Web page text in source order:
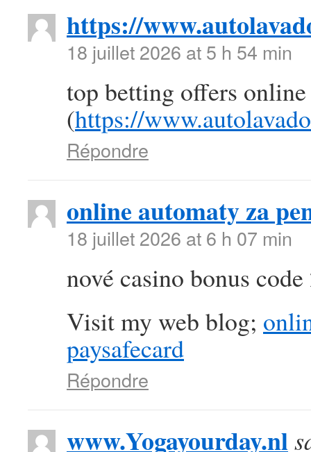
https://
18 juillet 2026 at 5 h 54 min
top betting offers online
(https://
Répondre
online automaty za
18 juillet 2026 at 6 h 07 min
nové casino bonus
Visit my web blog;
paysafecard
Répondre
www.Yogayourday.nl